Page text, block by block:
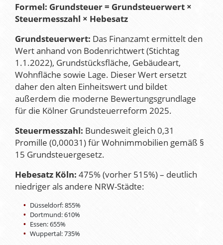
Formel: Grundsteuer = Grundsteuerwert ×
Steuermesszahl × Hebesatz
Grundsteuerwert: Das Finanzamt ermittelt den
Wert anhand von Bodenrichtwert (Stichtag
1.1.2022), Grundstücksfläche, Gebäudeart,
Wohnfläche sowie Lage. Dieser Wert ersetzt
daher den alten Einheitswert und bildet
außerdem die moderne Bewertungsgrundlage
für die Kölner Grundsteuerreform 2025.
Steuermesszahl: Bundesweit gleich 0,31
Promille (0,00031) für Wohnimmobilien gemäß §
15 Grundsteuergesetz.
Hebesatz Köln: 475% (vorher 515%) – deutlich
niedriger als andere NRW-Städte:
Düsseldorf: 855%
Dortmund: 610%
Essen: 655%
Wuppertal: 735%